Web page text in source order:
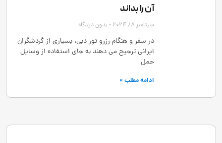
آن را بداند
سپتامبر 18, 2024 بدون دیدگاه
در سفر و هنگام رزرو تور دبی، بسیاری از گردشگران
ایرانی ترجیح می ‌دهند به ‌جای استفاده از وسایل
حمل
ادامه مطلب »